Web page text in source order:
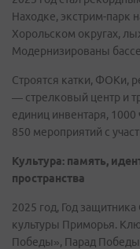
Находке, экстрим-парк
Хорольском округах,
Модернизированы
Строятся катки, ФОКи,
— стрелковый центр и
единиц инвентаря,
850 мероприятий с
Культура: память,
пространства
2025 год, Год
культуры Приморья.
Победы», Парад